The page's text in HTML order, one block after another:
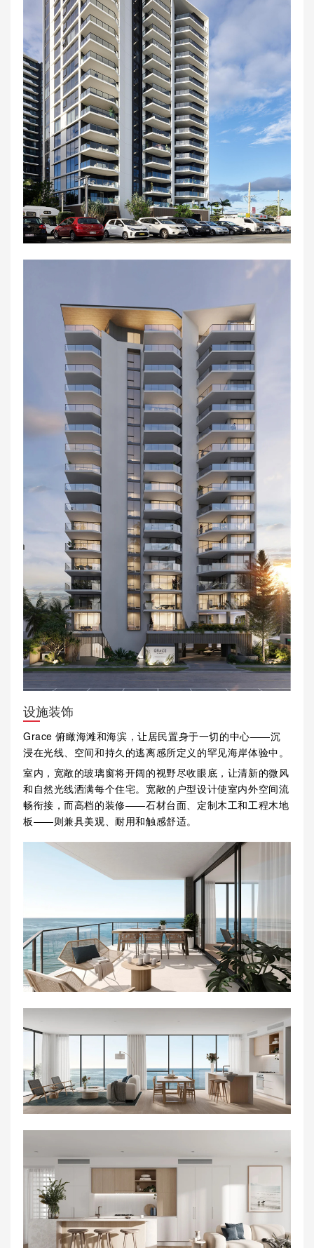
设施装饰
Grace 俯瞰海滩和海滨，让居民置身于一切的中心——沉
浸在光线、空间和持久的逃离感所定义的罕见海岸体验中。
室内，宽敞的玻璃窗将开阔的视野尽收眼底，让清新的微风
和自然光线洒满每个住宅。宽敞的户型设计使室内外空间流
畅衔接，而高档的装修——石材台面、定制木工和工程木地
板——则兼具美观、耐用和触感舒适。